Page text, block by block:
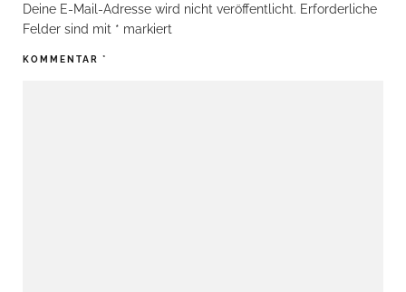
Deine E-Mail-Adresse wird nicht veröffentlicht. Erforderliche
Felder sind mit * markiert
KOMMENTAR *